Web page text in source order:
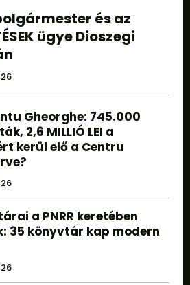
és az
ügye Dioszegi
Gheorghe: 745.000
2,6 MILLIÓ LEI a
kerül elő a Centru
a PNRR keretében
35 könyvtár kap modern